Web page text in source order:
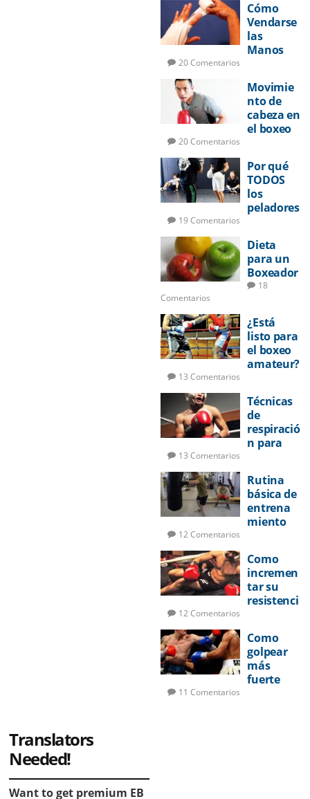
Cómo
Vendarse
las
Manos
20 Comentarios
Movimie
nto de
cabeza en
el boxeo
20 Comentarios
Por qué
TODOS
los
peladores
a boxear
19 Comentarios
Dieta
para un
Boxeador
18
Comentarios
¿Está
listo para
el boxeo
amateur?
13 Comentarios
Técnicas
de
respiració
n para
13 Comentarios
Rutina
básica de
entrena
miento
12 Comentarios
Como
incremen
tar su
resistenci
12 Comentarios
Como
golpear
más
fuerte
11 Comentarios
Translators
Needed!
Want to get premium EB